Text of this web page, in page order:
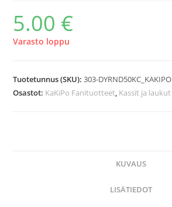
5.00 €
Varasto loppu
Tuotetunnus (SKU):303-DYRND50KC_KAKIPO
Osastot: KaKiPo Fanituotteet Kassit ja laukut
KUVAUS
LISÄTIEDOT